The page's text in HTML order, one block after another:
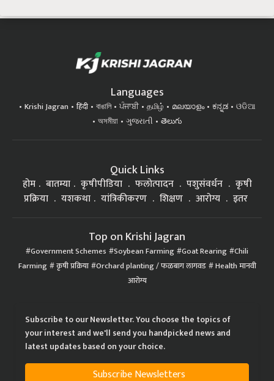
Languages
Krishi Jagran हिंदी বাঙালি ਪੰਜਾਬੀ தமிழ் മലയാളം ಕನ್ನಡ
ଓଡିଆ
অসমীয়া
ગુજરાતી తెలుగు
Quick Links
होम बातम्या कृषीपीडिया फलोत्पादन पशुसंवर्धन
कृषी
प्रक्रिया
यशकथा यांत्रिकीकरण शिक्षण आरोग्य इतर
Top on Krishi Jagran
Government Schemes Soybean Farming Goat Rearing Chili
Farming कृषी प्रक्रिया Orchard planting / फळबाग लागवड Health मानवी
आरोग्य
Subscribe to our Newsletter. You choose the topics of
your interest and we'll send you handpicked news and
latest updates based on your choice.
Subscribe Newsletters